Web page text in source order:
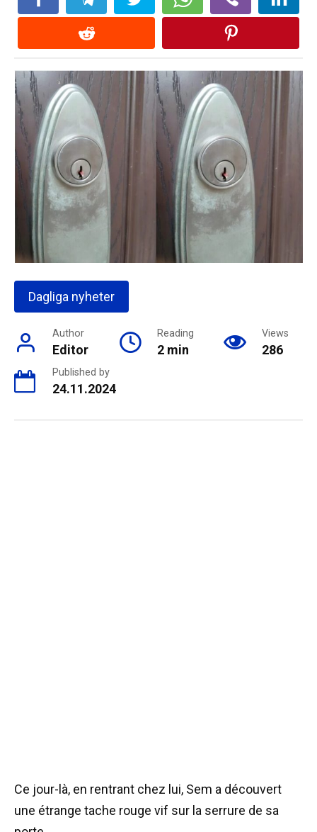
Dagliga nyheter
Author
Editor
Reading
2 min
Views
286
Published by
24.11.2024
Ce jour-là, en rentrant chez lui, Sem a découvert
une étrange tache rouge vif sur la serrure de sa